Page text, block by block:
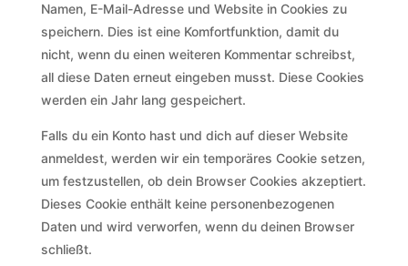
Namen, E-Mail-Adresse und Website in Cookies zu
speichern. Dies ist eine Komfortfunktion, damit du
nicht, wenn du einen weiteren Kommentar schreibst,
all diese Daten erneut eingeben musst. Diese Cookies
werden ein Jahr lang gespeichert.
Falls du ein Konto hast und dich auf dieser Website
anmeldest, werden wir ein temporäres Cookie setzen,
um festzustellen, ob dein Browser Cookies akzeptiert.
Dieses Cookie enthält keine personenbezogenen
Daten und wird verworfen, wenn du deinen Browser
schließt.